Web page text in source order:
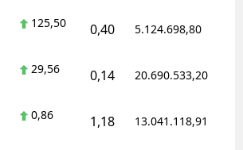
Eskişehir
Gümüşhane
125,50 0,40 5.124.698,80
29,56 0,14 20.690.533,20
0,86 1,18 13.041.118,91